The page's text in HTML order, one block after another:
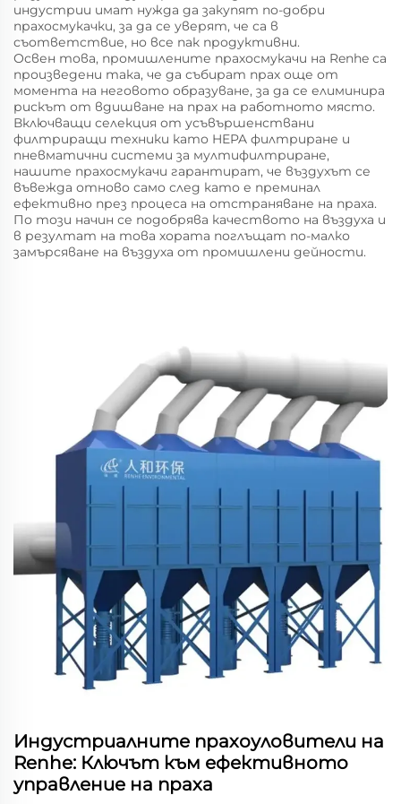
индустрии имат нужда да закупят по-добри
прахосмукачки, за да се уверят, че са в
съответствие, но все пак продуктивни.
Освен това, промишлените прахосмукачи на Renhe са
произведени така, че да събират прах още от
момента на неговото образуване, за да се елиминира
рискът от вдишване на прах на работното място.
Включващи селекция от усъвършенствани
филтриращи техники като HEPA филтриране и
пневматични системи за мултифилтриране,
нашите прахосмукачи гарантират, че въздухът се
въвежда отново само след като е преминал
ефективно през процеса на отстраняване на праха.
По този начин се подобрява качеството на въздуха и
в резултат на това хората поглъщат по-малко
замърсяване на въздуха от промишлени дейности.
Индустриалните прахоуловители на
Renhe: Ключът към ефективното
управление на праха